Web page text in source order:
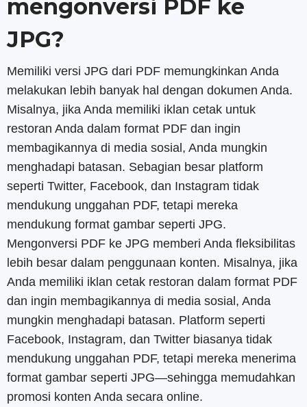
mengonversi PDF ke
JPG?
Memiliki versi JPG dari PDF memungkinkan Anda
melakukan lebih banyak hal dengan dokumen Anda.
Misalnya, jika Anda memiliki iklan cetak untuk
restoran Anda dalam format PDF dan ingin
membagikannya di media sosial, Anda mungkin
menghadapi batasan. Sebagian besar platform
seperti Twitter, Facebook, dan Instagram tidak
mendukung unggahan PDF, tetapi mereka
mendukung format gambar seperti JPG.
Mengonversi PDF ke JPG memberi Anda fleksibilitas
lebih besar dalam penggunaan konten. Misalnya, jika
Anda memiliki iklan cetak restoran dalam format PDF
dan ingin membagikannya di media sosial, Anda
mungkin menghadapi batasan. Platform seperti
Facebook, Instagram, dan Twitter biasanya tidak
mendukung unggahan PDF, tetapi mereka menerima
format gambar seperti JPG—sehingga memudahkan
promosi konten Anda secara online.